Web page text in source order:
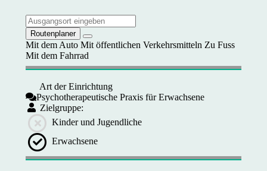
Routenplaner
Mit dem Auto Mit öffentlichen Verkehrsmitteln Zu Fuss
Mit dem Fahrrad
Art der Einrichtung
Psychotherapeutische Praxis für Erwachsene
Zielgruppe:
Kinder und Jugendliche
Erwachsene